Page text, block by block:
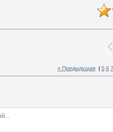
« Предыдущая| 5 6 7